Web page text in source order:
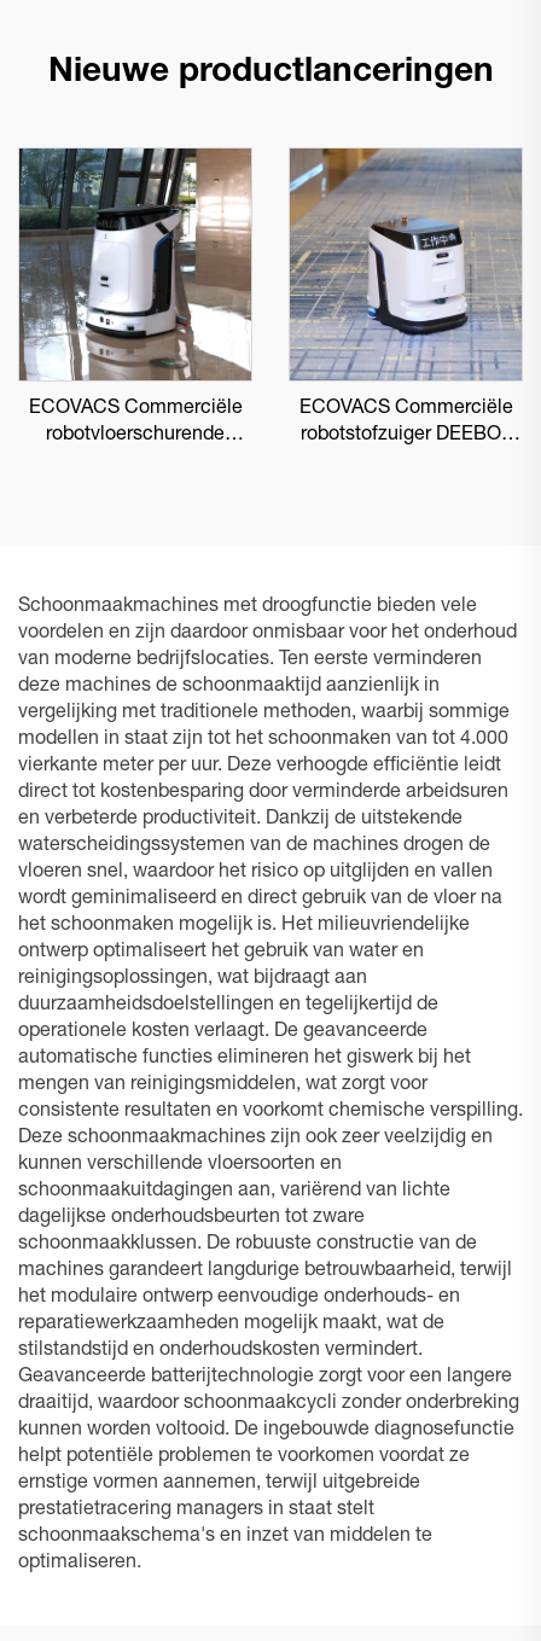
Nieuwe productlanceringen
ECOVACS Commerciële
robotvloerschurende
ECOVACS Commerciële
robotstofzuiger DEEBOT
Schoonmaakmachines met droogfunctie bieden vele
voordelen en zijn daardoor onmisbaar voor het onderhoud
van moderne bedrijfslocaties. Ten eerste verminderen
deze machines de schoonmaaktijd aanzienlijk in
vergelijking met traditionele methoden, waarbij sommige
modellen in staat zijn tot het schoonmaken van tot 4.000
vierkante meter per uur. Deze verhoogde efficiëntie leidt
direct tot kostenbesparing door verminderde arbeidsuren
en verbeterde productiviteit. Dankzij de uitstekende
waterscheidingssystemen van de machines drogen de
vloeren snel, waardoor het risico op uitglijden en vallen
wordt geminimaliseerd en direct gebruik van de vloer na
het schoonmaken mogelijk is. Het milieuvriendelijke
ontwerp optimaliseert het gebruik van water en
reinigingsoplossingen, wat bijdraagt aan
duurzaamheidsdoelstellingen en tegelijkertijd de
operationele kosten verlaagt. De geavanceerde
automatische functies elimineren het giswerk bij het
mengen van reinigingsmiddelen, wat zorgt voor
consistente resultaten en voorkomt chemische verspilling.
Deze schoonmaakmachines zijn ook zeer veelzijdig en
kunnen verschillende vloersoorten en
schoonmaakuitdagingen aan, variërend van lichte
dagelijkse onderhoudsbeurten tot zware
schoonmaakklussen. De robuuste constructie van de
machines garandeert langdurige betrouwbaarheid, terwijl
het modulaire ontwerp eenvoudige onderhouds- en
reparatiewerkzaamheden mogelijk maakt, wat de
stilstandstijd en onderhoudskosten vermindert.
Geavanceerde batterijtechnologie zorgt voor een langere
draaitijd, waardoor schoonmaakcycli zonder onderbreking
kunnen worden voltooid. De ingebouwde diagnosefunctie
helpt potentiële problemen te voorkomen voordat ze
ernstige vormen aannemen, terwijl uitgebreide
prestatietracering managers in staat stelt
schoonmaakschema's en inzet van middelen te
optimaliseren.